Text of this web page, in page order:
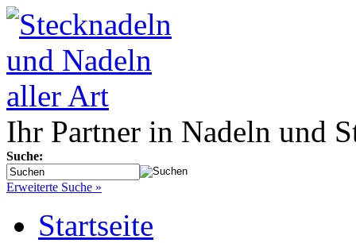
Ihr Partner in Nadeln und
Suche:
Erweiterte Suche »
Startseite